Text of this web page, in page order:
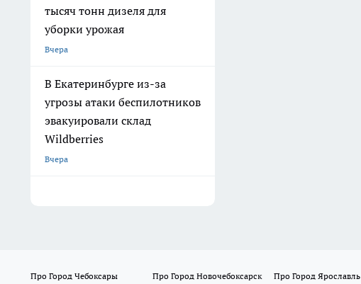
тысяч тонн дизеля для
уборки урожая
Вчера
В Екатеринбурге из-за
угрозы атаки беспилотников
эвакуировали склад
Wildberries
Вчера
Про Город Чебоксары Про Город Новочебоксарск Про Город Ярославль